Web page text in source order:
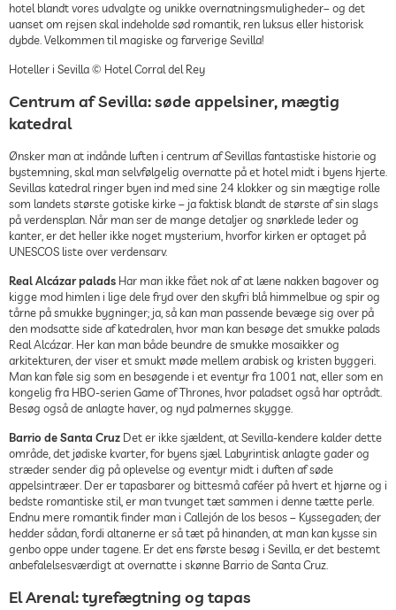
hotel blandt vores udvalgte og unikke overnatningsmuligheder– og det
uanset om rejsen skal indeholde sød romantik, ren luksus eller historisk
dybde. Velkommen til magiske og farverige Sevilla!
Hoteller i Sevilla © Hotel Corral del Rey
Centrum af Sevilla: søde appelsiner, mægtig
katedral
Ønsker man at indånde luften i centrum af Sevillas fantastiske historie og
bystemning, skal man selvfølgelig overnatte på et hotel midt i byens hjerte.
Sevillas katedral ringer byen ind med sine 24 klokker og sin mægtige rolle
som landets største gotiske kirke – ja faktisk blandt de største af sin slags
på verdensplan. Når man ser de mange detaljer og snørklede leder og
kanter, er det heller ikke noget mysterium, hvorfor kirken er optaget på
UNESCOS liste over verdensarv.
Real Alcázar palads Har man ikke fået nok af at læne nakken bagover og
kigge mod himlen i lige dele fryd over den skyfri blå himmelbue og spir og
tårne på smukke bygninger; ja, så kan man passende bevæge sig over på
den modsatte side af katedralen, hvor man kan besøge det smukke palads
Real Alcázar. Her kan man både beundre de smukke mosaikker og
arkitekturen, der viser et smukt møde mellem arabisk og kristen byggeri.
Man kan føle sig som en besøgende i et eventyr fra 1001 nat, eller som en
kongelig fra HBO-serien Game of Thrones, hvor paladset også har optrådt.
Besøg også de anlagte haver, og nyd palmernes skygge.
Barrio de Santa Cruz Det er ikke sjældent, at Sevilla-kendere kalder dette
område, det jødiske kvarter, for byens sjæl. Labyrintisk anlagte gader og
stræder sender dig på oplevelse og eventyr midt i duften af søde
appelsintræer. Der er tapasbarer og bittesmå caféer på hvert et hjørne og i
bedste romantiske stil, er man tvunget tæt sammen i denne tætte perle.
Endnu mere romantik finder man i Callejón de los besos – Kyssegaden; der
hedder sådan, fordi altanerne er så tæt på hinanden, at man kan kysse sin
genbo oppe under tagene. Er det ens første besøg i Sevilla, er det bestemt
anbefalelsesværdigt at overnatte i skønne Barrio de Santa Cruz.
El Arenal: tyrefægtning og tapas